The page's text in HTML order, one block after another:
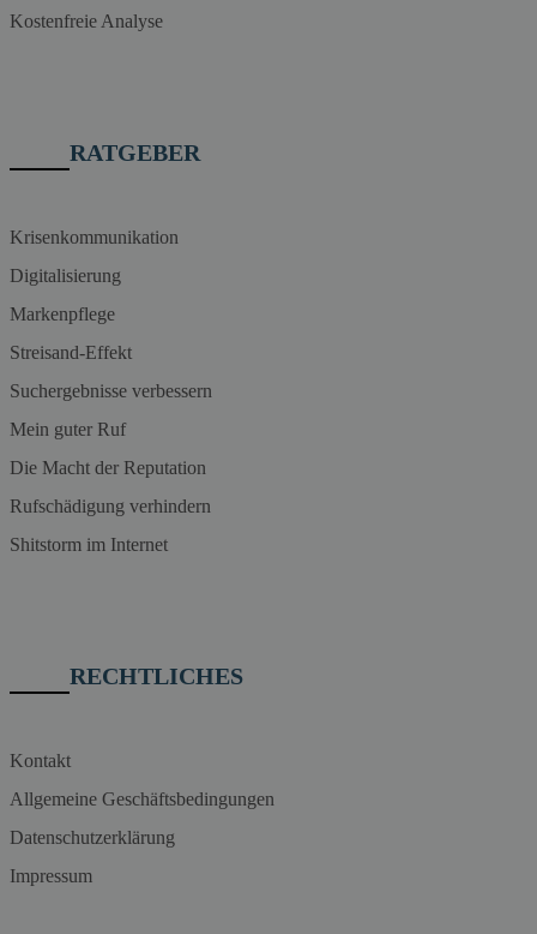
Kostenfreie Analyse
RATGEBER
Krisenkommunikation
Digitalisierung
Markenpflege
Streisand-Effekt
Suchergebnisse verbessern
Mein guter Ruf
Die Macht der Reputation
Rufschädigung verhindern
Shitstorm im Internet
RECHTLICHES
Kontakt
Allgemeine Geschäftsbedingungen
Datenschutzerklärung
Impressum